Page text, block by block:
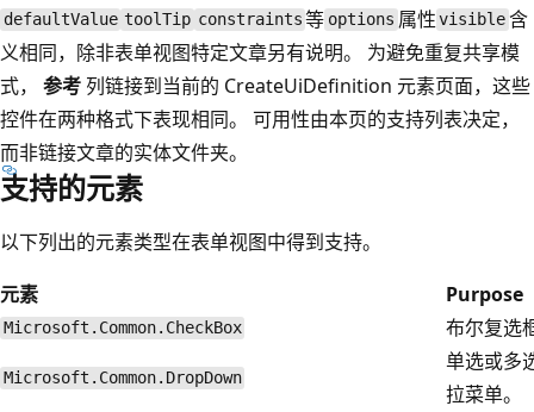
defaultValue toolTip constraints 等 options 属性 visible含
义相同，除非表单视图特定文章另有说明。 为避免重复共享模
式， 参考 列链接到当前的 CreateUiDefinition 元素页面，这些
控件在两种格式下表现相同。 可用性由本页的支持列表决定，
而非链接文章的实体文件夹。
支持的元素
以下列出的元素类型在表单视图中得到支持。
元素
Purpose
Microsoft.Common.CheckBox 布尔复选
Microsoft.Common.DropDown
单选或多
拉菜单。